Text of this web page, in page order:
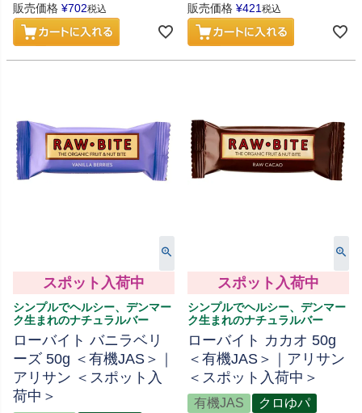
販売価格 ¥702税込 販売価格 ¥421 税込
スポット入荷中
シンプルでヘルシー、デンマー
ク生まれのナチュラルバー
ローバイト バニラベリ
ーズ 50g ＜有機JAS＞｜
アリサン ＜スポット入
荷中＞
スポット入荷中
シンプルでヘルシー、デンマー
ク生まれのナチュラルバー
ローバイト カカオ 50g
＜有機JAS＞｜アリサン
＜スポット入荷中＞
有機JAS クロゆパ